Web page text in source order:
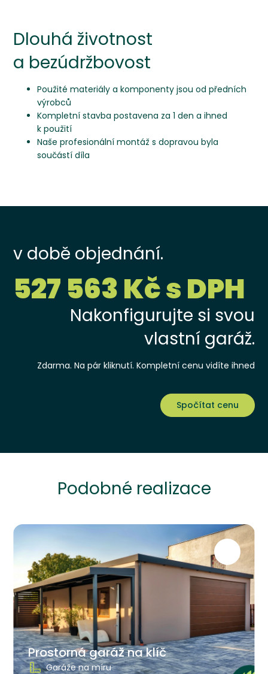
Dlouhá životnost
a bezúdržbovost
Použité materiály a komponenty jsou od předních
výrobců
Kompletní stavba postavena za 1 den a ihned
k použití
Naše profesionální montáž s dopravou byla
součástí díla
v době objednání.
527 563 Kč s DPH
Nakonfigurujte si svou
vlastní garáž.
Zdarma. Na pár kliknutí. Kompletní cenu vidíte ihned
Spočítat cenu
Podobné realizace
Prostorná garáž na klíč
Garáže na míru